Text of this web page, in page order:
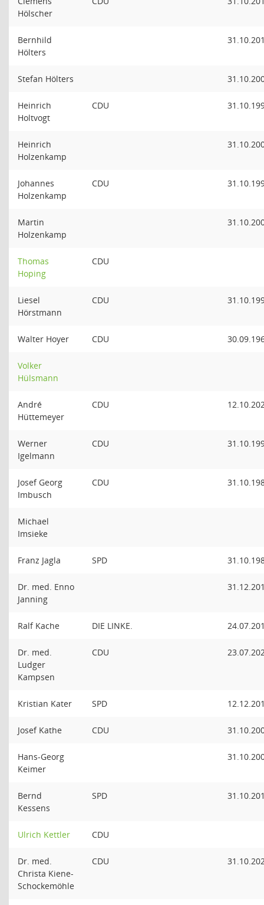
Hölscher
Bernhild
Hölters
Stefan Hölters
Heinrich
Holtvogt
CDU
Heinrich
Holzenkamp
Johannes
Holzenkamp
CDU
Martin
Holzenkamp
Thomas
Hoping
CDU
Liesel
Hörstmann
CDU
Walter Hoyer CDU
Volker
Hülsmann
André
Hüttemeyer
CDU
Werner
Igelmann
CDU
Josef Georg
Imbusch
CDU
Michael
Imsieke
Franz Jagla SPD
Dr. med. Enno
Janning
Ralf Kache DIE LINKE.
Dr. med.
Ludger
Kampsen
CDU
Kristian Kater SPD
Josef Kathe CDU
Hans-Georg
Keimer
Bernd
Kessens
SPD
Ulrich Kettler CDU
Dr. med.
Christa Kiene-
Schockemöhle
CDU